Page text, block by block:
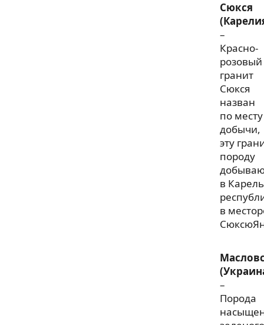
Сюкся
–
Красно-
розовый
гранит
Сюкся
назван
по месту
добычи,
эту
породу
в
в
–
Порода